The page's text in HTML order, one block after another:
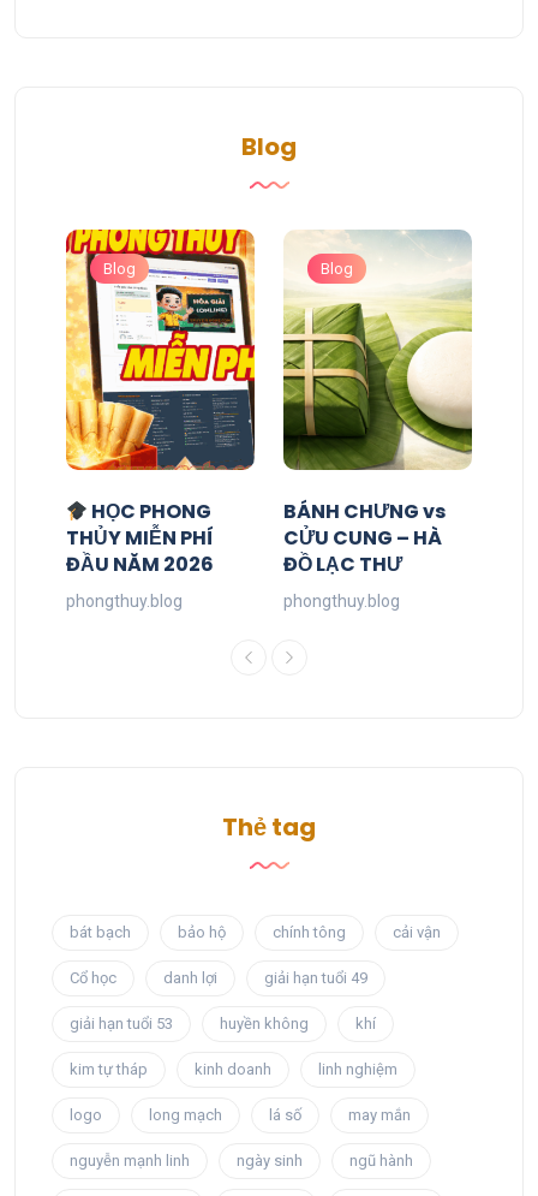
Blog
Blog
HỌC PHONG
THỦY MIỄN PHÍ
ĐẦU NĂM 2026
phongthuy.blog
Blog
BÁNH CHƯNG vs
CỬU CUNG – HÀ
ĐỒ LẠC THƯ
phongthuy.blog
Thẻ tag
bát bạch bảo hộ chính tông cải vận
Cổ học danh lợi giải hạn tuổi 49
giải hạn tuổi 53 huyền không khí
kim tự tháp kinh doanh linh nghiệm
logo long mạch lá số may mắn
nguyễn mạnh linh ngày sinh ngũ hành